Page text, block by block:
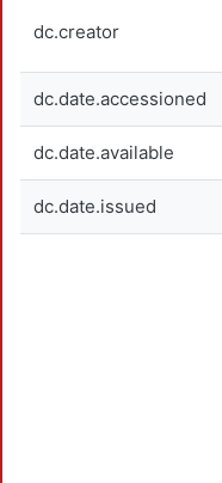
dc.creator
dc.date.accessioned
dc.date.available
dc.date.issued